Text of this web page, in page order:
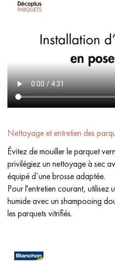
Nettoyage et entretien des
Évitez de mouiller le parquet
privilégiez un nettoyage à sec
équipé d’une brosse adaptée.
Pour l'entretien courant, utilisez
humide avec un shampooing
les parquets vitrifiés.